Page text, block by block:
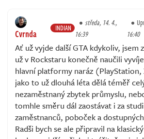
Cvrnda INDIAN
středa, 14. 4.,
16:39
16:40
Ať už vyjde další GTA kdykoliv, jsem
už v Rockstaru konečně naučili
hlavní platformy naráz
jako to už dlouhá léta dělá téměř
nezaměstnaný zbytek průmyslu,
tomhle směru dál zaostávat i za
zaměstnanců, poboček a
Radši bych se ale připravil na